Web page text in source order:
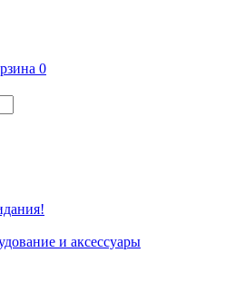
0
и аксессуары